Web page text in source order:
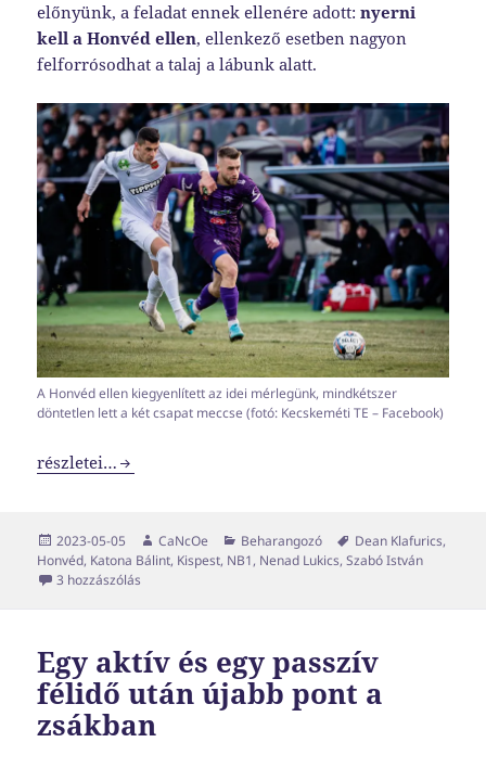
előnyünk, a feladat ennek ellenére adott:nyerni
kell a Honvéd ellen, ellenkező esetben nagyon
felforrósodhat a talaj a lábunk alatt.
A Honvéd ellen kiegyenlített az idei mérlegünk, mindkétszer
döntetlen lett a két csapat meccse (fotó: Kecskeméti TE – Facebook)
Menekülés a győzelembe
részletei…
Közzétéve
2023-05-05 Szerző
CaNcOe Kategória
Beharangozó Címke
Dean Klafurics,
Honvéd, Katona Bálint, Kispest, NB1, Nenad Lukics,Szabó István
3 hozzászólás
Egy aktív és egy passzív
félidő után újabb pont a
zsákban